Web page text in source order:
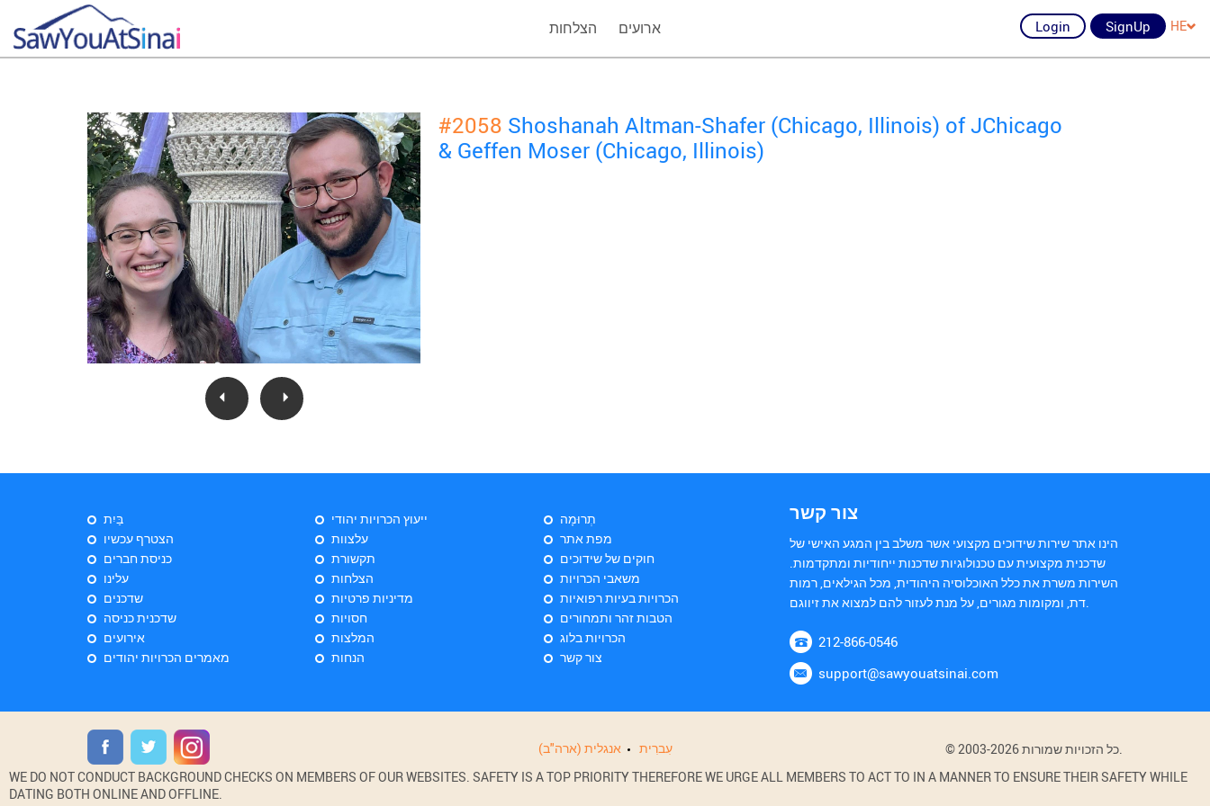
הצלחות ארועים Login SignUp HE
#2058 Shoshanah Altman-Shafer (Chicago, Illinois) of JChicago
& Geffen Moser (Chicago, Illinois)
בַּיִת
הצטרף עכשיו
כניסת חברים
עלינו
שדכנים
שדכנית כניסה
אירועים
מאמרים הכרויות יהודים
ייעוץ הכרויות יהודי
עלצוות
תקשורת
הצלחות
מדיניות פרטיות
חסויות
המלצות
הנחות
תְרוּמָה
מפת אתר
חוקים של שידוכים
משאבי הכרויות
הכרויות בעיות רפואיות
הטבות זהר ותמחורים
הכרויות בלוג
צור קשר
צור קשר
הינו אתר שירות שידוכים מקצועי אשר משלב בין המגע האישי של
שדכנית מקצועית עם טכנולוגיות שדכנות ייחודיות ומתקדמות.
השירות משרת את כלל האוכלוסיה היהודית, מכל הגילאים, רמות
212-866-0546
support@sawyouatsinai.com
אנגלית (ארה"ב) עִברִית
WE DO NOT CONDUCT BACKGROUND CHECKS ON MEMBERS OF OUR WEBSITES. SAFETY IS A TOP PRIORITY THEREFORE WE URGE ALL MEMBERS TO ACT TO IN A MANNER TO ENSURE THEIR SAFETY WHILE
DATING BOTH ONLINE AND OFFLINE.